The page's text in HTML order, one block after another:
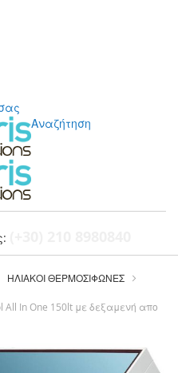
Αναζήτηση
ΗΛΙΑΚΟΙ ΘΕΡΜΟΣΙΦΩΝΕΣ
In One 150lt με δεξαμενή απο